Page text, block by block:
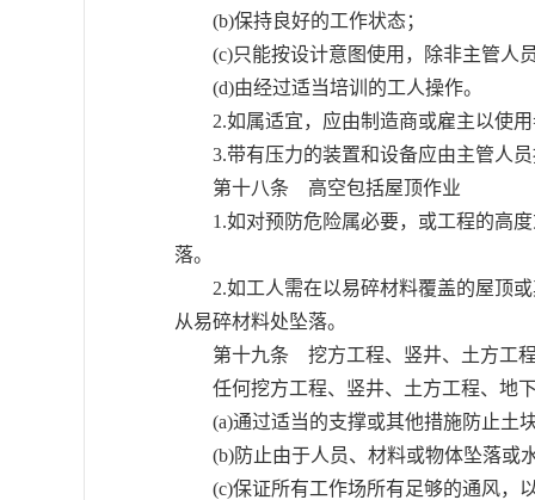
(b)保持良好的工作状态；
(c)只能按设计意图使用，除非主管人员
(d)由经过适当培训的工人操作。
2.如属适宜，应由制造商或雇主以使用
3.带有压力的装置和设备应由主管人员
第十八条 高空包括屋顶作业
1.如对预防危险属必要，或工程的高度
落。
2.如工人需在以易碎材料覆盖的屋顶或
从易碎材料处坠落。
第十九条 挖方工程、竖井、土方工程
任何挖方工程、竖井、土方工程、地下
(a)通过适当的支撑或其他措施防止土
(b)防止由于人员、材料或物体坠落或水
(c)保证所有工作场所有足够的通风，以